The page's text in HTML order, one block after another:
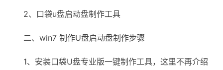
2、口袋u盘启动盘制作工具
二、win7 制作U盘启动盘制作步骤
1、安装口袋U盘专业版一键制作工具，这里不再介绍